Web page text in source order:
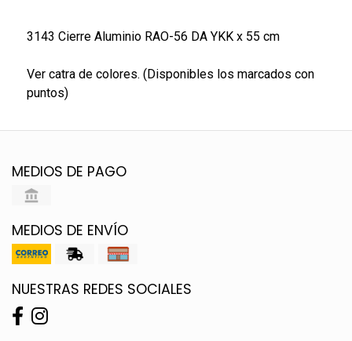
3143 Cierre Aluminio RAO-56 DA YKK x 55 cm
Ver catra de colores. (Disponibles los marcados con
puntos)
MEDIOS DE PAGO
MEDIOS DE ENVÍO
NUESTRAS REDES SOCIALES